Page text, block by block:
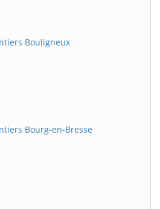
Bouligneux
Bourg-en-Bresse